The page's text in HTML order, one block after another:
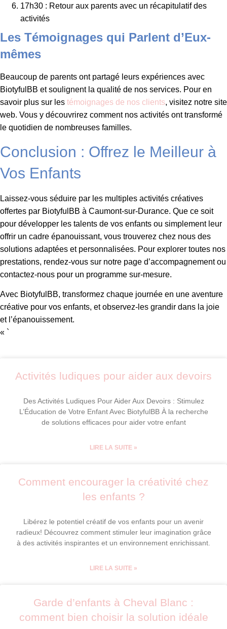
17h30 : Retour aux parents avec un récapitulatif des
activités
Les Témoignages qui Parlent d’Eux-
mêmes
Beaucoup de parents ont partagé leurs expériences avec
BiotyfulBB et soulignent la qualité de nos services. Pour en
savoir plus sur les témoignages de nos clients, visitez notre site
web. Vous y découvrirez comment nos activités ont transformé
le quotidien de nombreuses familles.
Conclusion : Offrez le Meilleur à
Vos Enfants
Laissez-vous séduire par les multiples activités créatives
offertes par BiotyfulBB à Caumont-sur-Durance. Que ce soit
pour développer les talents de vos enfants ou simplement leur
offrir un cadre épanouissant, vous trouverez chez nous des
solutions adaptées et personnalisées. Pour explorer toutes nos
prestations, rendez-vous sur notre page d’accompagnement ou
contactez-nous pour un programme sur-mesure.
Avec BiotyfulBB, transformez chaque journée en une aventure
créative pour vos enfants, et observez-les grandir dans la joie
et l’épanouissement.
« `
Activités ludiques pour aider aux devoirs
Des Activités Ludiques Pour Aider Aux Devoirs : Stimulez
L’Éducation de Votre Enfant Avec BiotyfulBB À la recherche
de solutions efficaces pour aider votre enfant
LIRE LA SUITE »
Comment encourager la créativité chez
les enfants ?
Libérez le potentiel créatif de vos enfants pour un avenir
radieux! Découvrez comment stimuler leur imagination grâce
à des activités inspirantes et un environnement enrichissant.
LIRE LA SUITE »
Garde d’enfants à Cheval Blanc :
comment bien choisir la solution idéale